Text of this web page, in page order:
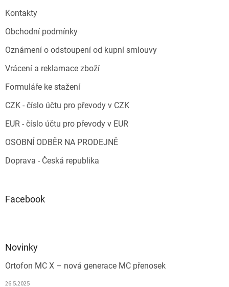
Kontakty
Obchodní podmínky
Oznámení o odstoupení od kupní smlouvy
Vrácení a reklamace zboží
Formuláře ke stažení
CZK - číslo účtu pro převody v CZK
EUR - číslo účtu pro převody v EUR
OSOBNÍ ODBĚR NA PRODEJNĚ
Doprava - Česká republika
Facebook
Novinky
Ortofon MC X – nová generace MC přenosek
26.5.2025